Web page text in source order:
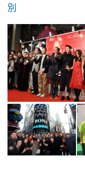
別